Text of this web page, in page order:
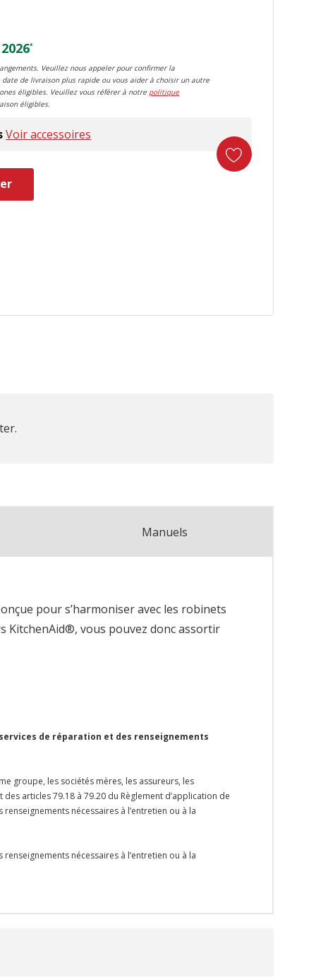
*
Veuillez nous appeler pour confirmer la
de livraison plus rapide ou vous aider à choisir un autre
éligibles. Veuillez vous référer à notre politique
éligibles.
Voir accessoires
Manuels
pour s’harmoniser avec les robinets
KitchenAid®, vous pouvez donc assortir
de réparation et des renseignements
groupe, les sociétés mères, les assureurs, les
articles 79.18 à 79.20 du Règlement d’application de
nécessaires à l’entretien ou à la
nécessaires à l’entretien ou à la